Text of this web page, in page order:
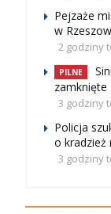
Pejzaże
w
2 godziny
PILNE
zamknięte
3 godziny
Policja
o kradzież
3 godziny